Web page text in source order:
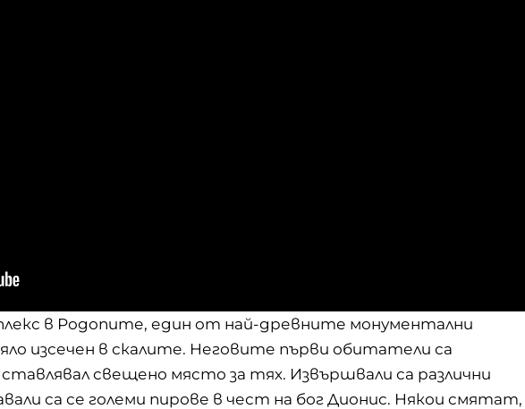
в Родопите, един от най-древните монументални
изсечен в скалите. Неговите първи обитатели са
свещено място за тях. Извършвали са различни
са се големи пирове в чест на бог Дионис. Някои смятат,